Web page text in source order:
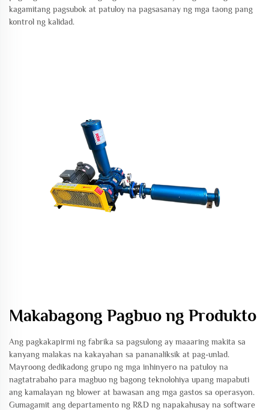
kagamitang pagsubok at patuloy na pagsasanay ng mga taong pang
kontrol ng kalidad.
Makabagong Pagbuo ng Produkto
Ang pagkakapirmi ng fabrika sa pagsulong ay maaaring makita sa
kanyang malakas na kakayahan sa pananaliksik at pag-unlad.
Mayroong dedikadong grupo ng mga inhinyero na patuloy na
nagtatrabaho para magbuo ng bagong teknolohiya upang mapabuti
ang kamalayan ng blower at bawasan ang mga gastos sa operasyon.
Gumagamit ang departamento ng R&D ng napakahusay na software